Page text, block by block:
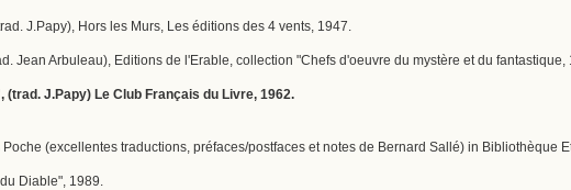
J.Papy), Hors les Murs, Les éditions des 4 vents, 1947.
Jean Arbuleau), Editions de l'Erable, collection "Chefs d'oeuvre du mystère et du fantastique,
(trad. J.Papy) Le Club Français du Livre, 1962.
Poche (excellentes traductions, préfaces/postfaces et notes de Bernard Sallé) in Bibliothèque
Diable", 1989.